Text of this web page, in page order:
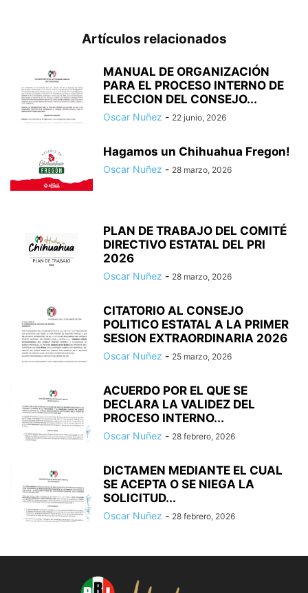
Artículos relacionados
MANUAL DE ORGANIZACIÓN
PARA EL PROCESO INTERNO DE
ELECCION DEL CONSEJO...
Oscar Nuñez - 22 junio, 2026
Hagamos un Chihuahua Fregon!
Oscar Nuñez - 28 marzo, 2026
PLAN DE TRABAJO DEL COMITÉ
DIRECTIVO ESTATAL DEL PRI
2026
Oscar Nuñez - 28 marzo, 2026
CITATORIO AL CONSEJO
POLITICO ESTATAL A LA PRIMER
SESION EXTRAORDINARIA 2026
Oscar Nuñez - 25 marzo, 2026
ACUERDO POR EL QUE SE
DECLARA LA VALIDEZ DEL
PROCESO INTERNO...
Oscar Nuñez - 28 febrero, 2026
DICTAMEN MEDIANTE EL CUAL
SE ACEPTA O SE NIEGA LA
SOLICITUD...
Oscar Nuñez - 28 febrero, 2026